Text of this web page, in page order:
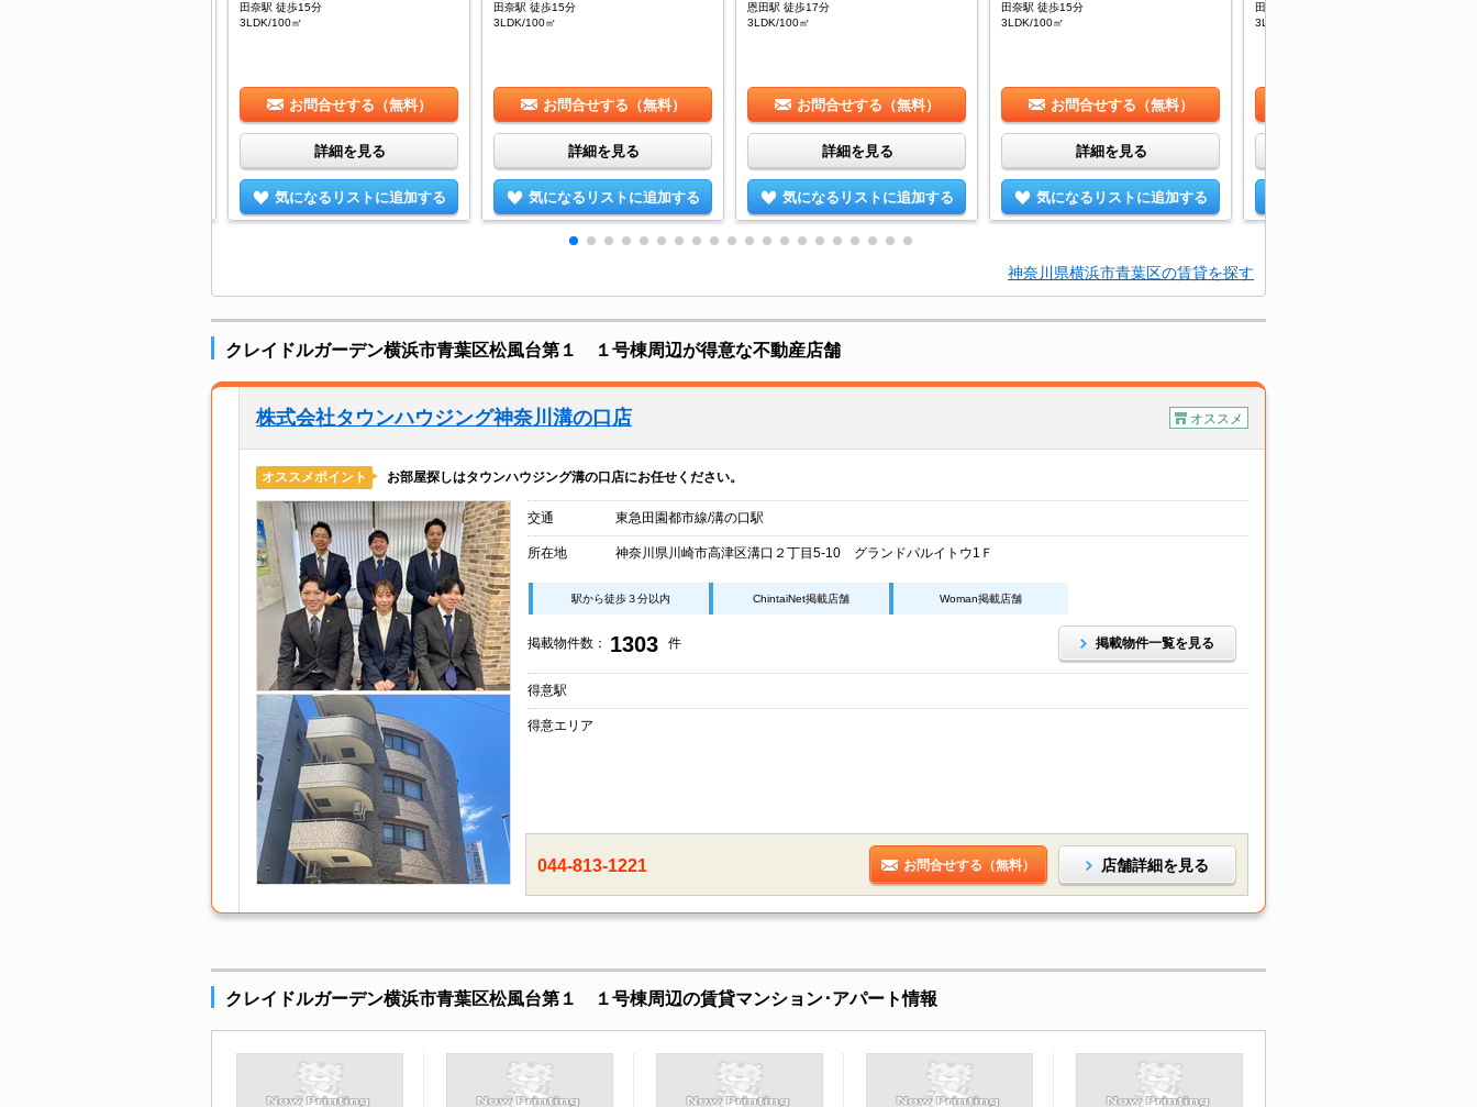
田奈駅 徒歩15分
3LDK/100㎡
お問合せする（無料）
詳細を見る
気になるリストに追加する
田奈駅 徒歩15分
3LDK/100㎡
お問合せする（無料）
詳細を見る
気になるリストに追加する
恩田駅 徒歩17分
3LDK/100㎡
お問合せする（無料）
詳細を見る
気になるリストに追加する
田奈駅 徒歩15分
3LDK/100㎡
お問合せする（無料）
詳細を見る
気になるリストに追加する
田奈駅 徒歩15分
3LDK/100㎡
神奈川県横浜市青葉区の賃貸を探す
クレイドルガーデン横浜市青葉区松風台第１ １号棟周辺が得意な不動産店舗
株式会社タウンハウジング神奈川溝の口店 オススメ
オススメポイント お部屋探しはタウンハウジング溝の口店にお任せください。
交通 東急田園都市線/溝の口駅
所在地 神奈川県川崎市高津区溝口２丁目5-10 グランドパルイトウ1Ｆ
駅から徒歩３分以内 ChintaiNet掲載店舗 Woman掲載店舗
掲載物件数： 1303 件 掲載物件一覧を見る
得意駅
得意エリア
044-813-1221 お問合せする（無料） 店舗詳細を見る
クレイドルガーデン横浜市青葉区松風台第１ １号棟周辺の賃貸マンション･アパート情報